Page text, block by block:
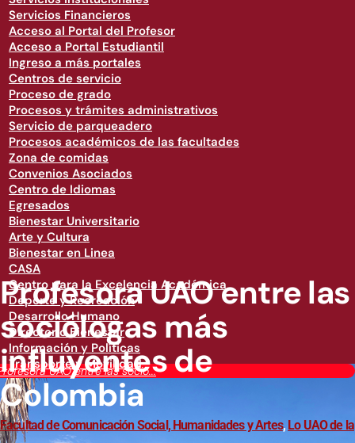
Servicios Financieros
Acceso al Portal del Profesor
Acceso a Portal Estudiantil
Ingreso a más portales
Centros de servicio
Proceso de grado
Procesos y trámites administrativos
Servicio de parqueadero
Procesos académicos de las facultades
Zona de comidas
Convenios Asociados
Centro de Idiomas
Egresados
Bienestar Universitario
Arte y Cultura
Bienestar en Linea
CASA
Centro para la Excelencia Académica
Deporte y Recreación
Desarrollo Humano
Directorio Bienestar
Información y Políticas
Transporte y Movilidad
UAO entre las soció...
Profesora UAO entre las
sociólogas más
influyentes de
Colombia
Facultad de Comunicación Social, Humanidades y Artes, Lo UAO de la